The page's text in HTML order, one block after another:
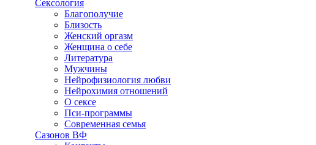
Сексология
Благополучие
Близость
Женский оргазм
Женщина о себе
Литература
Мужчины
Нейрофизиология любви
Нейрохимия отношений
О сексе
Пси-программы
Современная семья
Сазонов ВФ